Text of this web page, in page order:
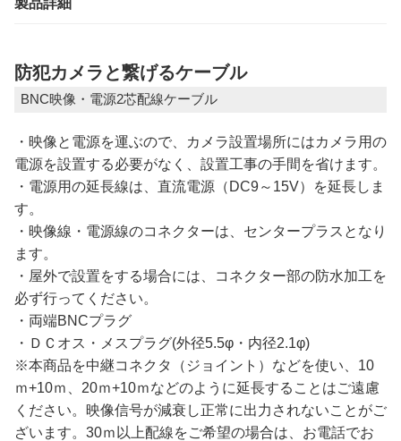
防犯カメラと繋げるケーブル
BNC映像・電源2芯配線ケーブル
・映像と電源を運ぶので、カメラ設置場所にはカメラ用の
電源を設置する必要がなく、設置工事の手間を省けます。
・電源用の延長線は、直流電源（DC9～15V）を延長しま
す。
・映像線・電源線のコネクターは、センタープラスとなり
ます。
・屋外で設置をする場合には、コネクター部の防水加工を
必ず行ってください。
・両端BNCプラグ
・ＤＣオス・メスプラグ(外径5.5φ・内径2.1φ)
※本商品を中継コネクタ（ジョイント）などを使い、10
ｍ+10ｍ、20ｍ+10ｍなどのように延長することはご遠慮
ください。映像信号が減衰し正常に出力されないことがご
ざいます。30ｍ以上配線をご希望の場合は、お電話でお